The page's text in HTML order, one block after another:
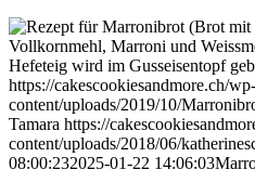
https://cakescookiesandmore.ch/wp-
content/uploads/2019/10/
Tamara https://
content/uploads/2018/06/
08:00:232025-01-22 14:06:03